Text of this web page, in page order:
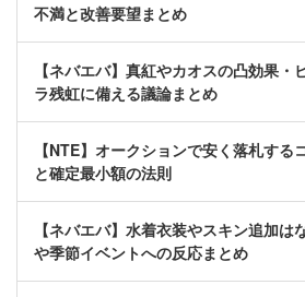
不満と改善要望まとめ
【ネバエバ】真紅やカオスの凸効果・
ラ残虹に備える議論まとめ
【NTE】オークションで安く落札する
と確定最小額の法則
【ネバエバ】水着衣装やスキン追加は
や季節イベントへの反応まとめ